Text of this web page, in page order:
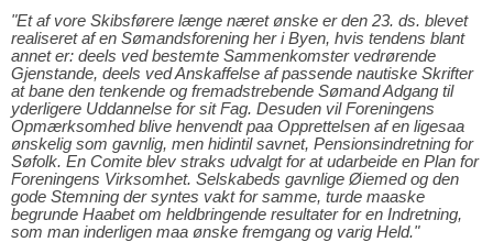
"Et af vore Skibsførere længe næret ønske er den 23. ds. blevet
realiseret af en Sømandsforening her i Byen, hvis tendens blant
annet er: deels ved bestemte Sammenkomster vedrørende
Gjenstande, deels ved Anskaffelse af passende nautiske Skrifter
at bane den tenkende og fremadstrebende Sømand Adgang til
yderligere Uddannelse for sit Fag. Desuden vil Foreningens
Opmærksomhed blive henvendt paa Opprettelsen af en ligesaa
ønskelig som gavnlig, men hidintil savnet, Pensionsindretning for
Søfolk. En Comite blev straks udvalgt for at udarbeide en Plan for
Foreningens Virksomhet. Selskabeds gavnlige Øiemed og den
gode Stemning der syntes vakt for samme, turde maaske
begrunde Haabet om heldbringende resultater for en Indretning,
som man inderligen maa ønske fremgang og varig Held."